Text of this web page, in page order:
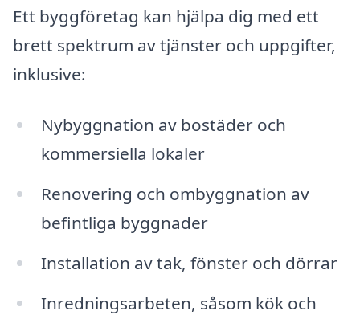
Ett byggföretag kan hjälpa dig med ett
brett spektrum av tjänster och uppgifter,
inklusive:
Nybyggnation av bostäder och
kommersiella lokaler
Renovering och ombyggnation av
befintliga byggnader
Installation av tak, fönster och dörrar
Inredningsarbeten, såsom kök och